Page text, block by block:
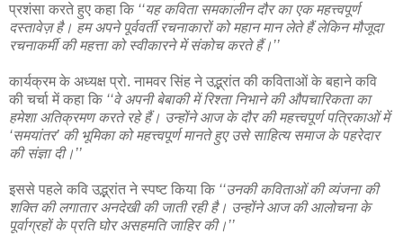
प्रशंसा करते हुए कहा कि ‘‘यह कविता समकालीन दौर का एक महत्त्वपूर्ण
दस्तावेज़ है। हम अपने पूर्ववर्ती रचनाकारों को महान मान लेते हैं लेकिन मौजूदा
रचनाकर्मी की महत्ता को स्वीकारने में संकोच करते हैं।’’
कार्यक्रम के अध्यक्ष प्रो. नामवर सिंह ने उद्भ्रांत की कविताओं के बहाने कवि
की चर्चा में कहा कि ‘‘वे अपनी बेबाकी में रिश्ता निभाने की औपचारिकता का
हमेशा अतिक्रमण करते रहे हैं। उन्होंने आज के दौर की महत्त्वपूर्ण पत्रिकाओं में
‘समयांतर’ की भूमिका को महत्त्वपूर्ण मानते हुए उसे साहित्य समाज के पहरेदार
की संज्ञा दी।’’
इससे पहले कवि उद्भ्रांत ने स्पष्ट किया कि ‘‘उनकी कविताओं की व्यंजना की
शक्ति की लगातार अनदेखी की जाती रही है। उन्होंने आज की आलोचना के
पूर्वाग्रहों के प्रति घोर असहमति जाहिर की।’’